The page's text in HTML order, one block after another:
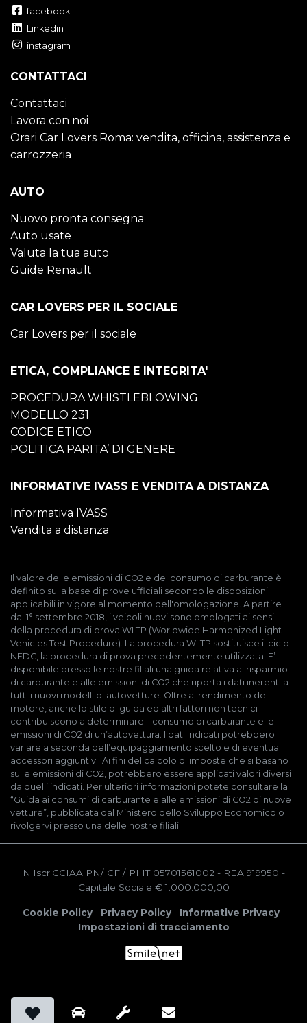
facebook
Linkedin
instagram
CONTATTACI
Contattaci
Lavora con noi
Orari Car Lovers Roma: vendita, officina, assistenza e
carrozzeria
AUTO
Nuovo pronta consegna
Auto usate
Valuta la tua auto
Guide Renault
CAR LOVERS PER IL SOCIALE
Car Lovers per il sociale
ETICA, COMPLIANCE E INTEGRITA'
PROCEDURA WHISTLEBLOWING
MODELLO 231
CODICE ETICO
POLITICA PARITA’ DI GENERE
INFORMATIVE IVASS E VENDITA A DISTANZA
Informativa IVASS
Vendita a distanza
Il valore delle emissioni di CO2 e del consumo di carburante è
definito sulla base di prove ufficiali secondo le disposizioni
applicabili in vigore al momento dell'omologazione. A partire
dal 1° settembre 2018, i veicoli nuovi sono omologati ai sensi
della procedura di prova WLTP (Worldwide Harmonized Light
Vehicles Test Procedure). La procedura WLTP sostituisce il ciclo
NEDC, la procedura di prova precedentemente utilizzata. E’
disponibile presso le nostre filiali una guida relativa al risparmio
di carburante e alle emissioni di CO2 che riporta i dati inerenti a
tutti i nuovi modelli di autovetture. Oltre al rendimento del
motore, anche lo stile di guida ed altri fattori non tecnici
contribuiscono a determinare il consumo di carburante e le
emissioni di CO2 di un’autovettura. I dati indicati potrebbero
variare a seconda dell’equipaggiamento scelto e di eventuali
accessori aggiuntivi. Ai fini del calcolo di imposte che si basano
sulle emissioni di CO2, potrebbero essere applicati valori diversi
da quelli indicati. Per ulteriori informazioni potete consultare la
“Guida ai consumi di carburante e alle emissioni di CO2 di nuove
vetture”, pubblicata dal Ministero dello Sviluppo Economico o
rivolgervi presso una delle nostre filiali.
N.Iscr.CCIAA PN/ CF / PI IT 05701561002 - REA 919950 -
Capitale Sociale € 1.000.000,00
Cookie Policy Privacy Policy
Informative Privacy
Impostazioni di tracciamento